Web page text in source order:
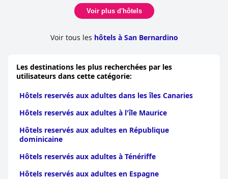
Voir plus d'hôtels
Voir tous les hôtels à San Bernardino
Les destinations les plus recherchées par les
utilisateurs dans cette catégorie:
Hôtels reservés aux adultes dans les îles Canaries
Hôtels reservés aux adultes à l'île Maurice
Hôtels reservés aux adultes en République
dominicaine
Hôtels reservés aux adultes à Ténériffe
Hôtels reservés aux adultes en Espagne